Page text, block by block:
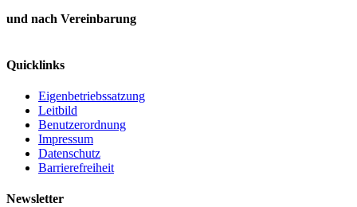
und nach Vereinbarung
Quicklinks
Eigenbetriebssatzung
Leitbild
Benutzerordnung
Impressum
Datenschutz
Barrierefreiheit
Newsletter